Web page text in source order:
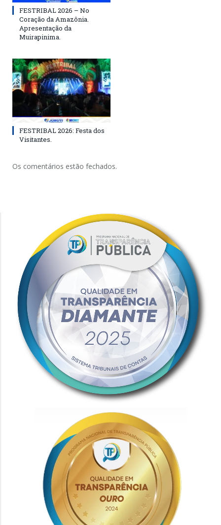
FESTRIBAL 2026 – No
Coração da Amazônia.
Apresentação da
Muirapinima.
FESTRIBAL 2026: Festa dos
Visitantes.
Os comentários estão fechados.